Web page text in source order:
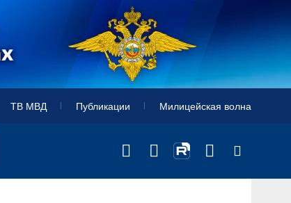
ТВ МВД Публикации Милицейская волна